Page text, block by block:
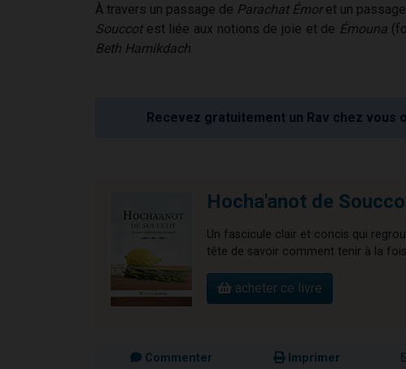
À travers un passage de Parachat Émoret un
Souccot est liée aux notions de joie et de Émouna
Beth Hamikdach.
Recevez gratuitement un Rav chez vous
Hocha'anot de
Un fascicule clair et concis qui
tête de savoir comment tenir à la
acheter ce livre
Commenter Imprimer